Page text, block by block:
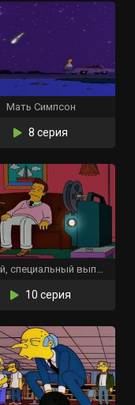
Мать Симпсон
8 серия
138-ой, специальный выпуск
10 серия